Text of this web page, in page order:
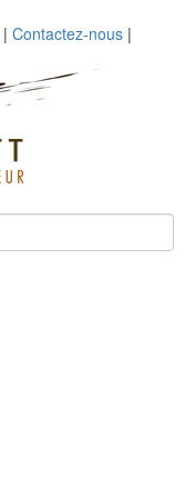
| Contactez-nous |